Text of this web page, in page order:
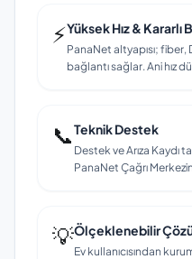
⚡Yüksek Hız & Kararlı
PanaNet altyapısı;
bağlantı sağlar. Ani hız
📞Teknik Destek
Destek ve Arıza
PanaNet Çağrı
💡Ölçeklenebilir
Ev kullanıcısından